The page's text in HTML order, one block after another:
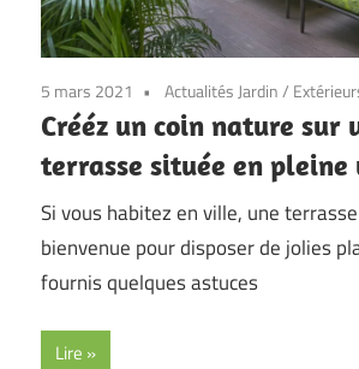
5 mars 2021 Actualités Jardin/
Crééz un coin nature sur
terrasse située en
Si vous habitez en ville, une
bienvenue pour disposer de jolies
fournis quelques astuces
Lire